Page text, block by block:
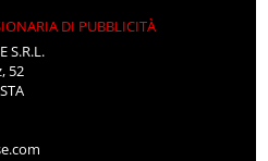
DI PUBBLICITÀ
S.R.L.
52